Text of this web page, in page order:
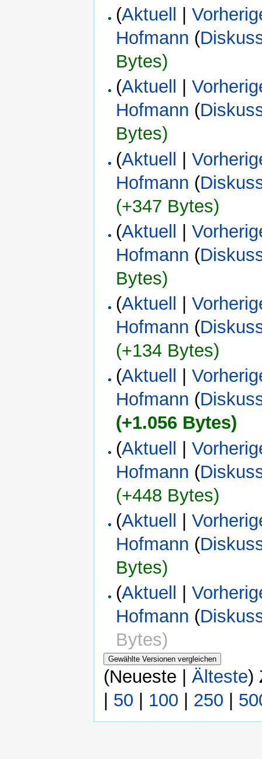
(Aktuell |
Hofmann (
Bytes)
(Aktuell |
Hofmann (
Bytes)
(Aktuell |
Hofmann (
(+347 Bytes)
(Aktuell |
Hofmann (
Bytes)
(Aktuell |
Hofmann (
(+134 Bytes)
(Aktuell |
Hofmann (
(+1.056 Bytes)
(Aktuell |
Hofmann (
(+448 Bytes)
(Aktuell |
Hofmann (
Bytes)
(Aktuell |
Hofmann (
Bytes)
(Neueste | Älteste)
50 100 250